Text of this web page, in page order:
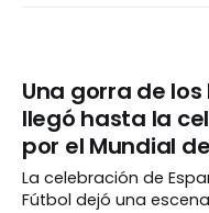
Una gorra de
llegó hasta la
por el Mundial
La celebración de
Fútbol dejó una